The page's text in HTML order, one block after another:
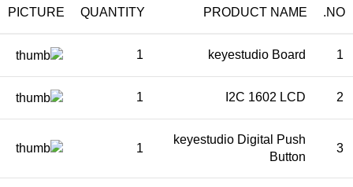
NO.
PRODUCT NAME
QUANTITY
PICTURE
1
keyestudio Board
1
2
I2C 1602 LCD
1
3
keyestudio Digital Push
Button
1